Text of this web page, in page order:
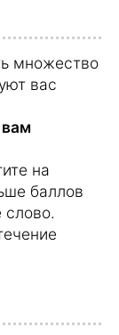
, что
его.
из